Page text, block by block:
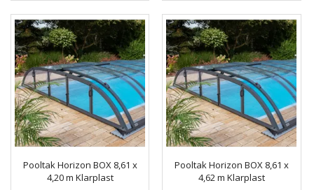
Pooltak Horizon BOX 8,61 x
4,20 m Klarplast
Pooltak Horizon BOX 8,61 x
4,62 m Klarplast